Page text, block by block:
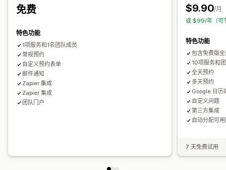
自定义
品牌营销
自定义 CSS
免费
特色功能
1项服务和1名团队成员
常规预约
自定义预约表单
邮件通知
Zapier 集成
Zapier 集成
团队门户
$9.90/月
或 $99/年（可
特色功能
包含免费版
10项服务和
全天预约
多天预约
Google 日历
自定义问题
第三方集成
自动分配可
7 天免费试用